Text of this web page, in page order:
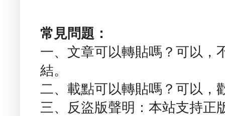
常見問題：
一、文章可以轉貼嗎？可以，
結。
二、載點可以轉貼嗎？可以，
三、反盜版聲明：本站支持正